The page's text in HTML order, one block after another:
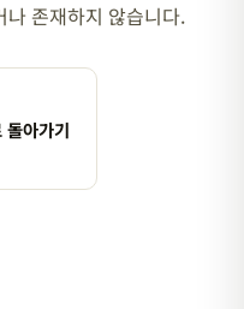
존재하지 않습니다.
돌아가기